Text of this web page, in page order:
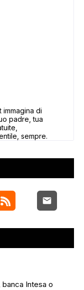
immagina di
padre, tua
sempre.
banca Intesa o